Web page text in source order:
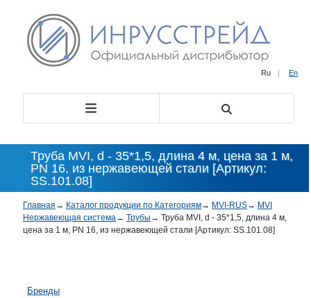
Ru | En
Труба MVI, d - 35*1,5, длина 4 м, цена за 1 м,
PN 16, из нержавеющей стали [Артикул:
SS.101.08]
Главная → Каталог продукции по Категориям→ MVI-RUS→ MVI
Нержавеющая система→ Трубы → Труба MVI, d - 35*1,5, длина 4 м,
цена за 1 м, PN 16, из нержавеющей стали [Артикул: SS.101.08]
Бренды